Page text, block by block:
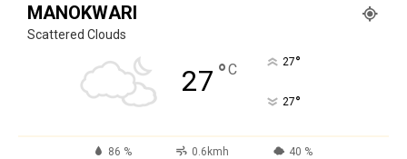
MANOKWARI
Scattered Clouds
27 °C 27°
27°
86 % 0.6kmh 40 %